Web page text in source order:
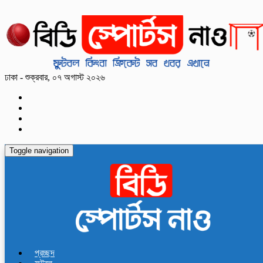
ঢাকা - শুক্রবার, ০৭ অগাস্ট ২০২৬
Toggle navigation
প্রচ্ছদ